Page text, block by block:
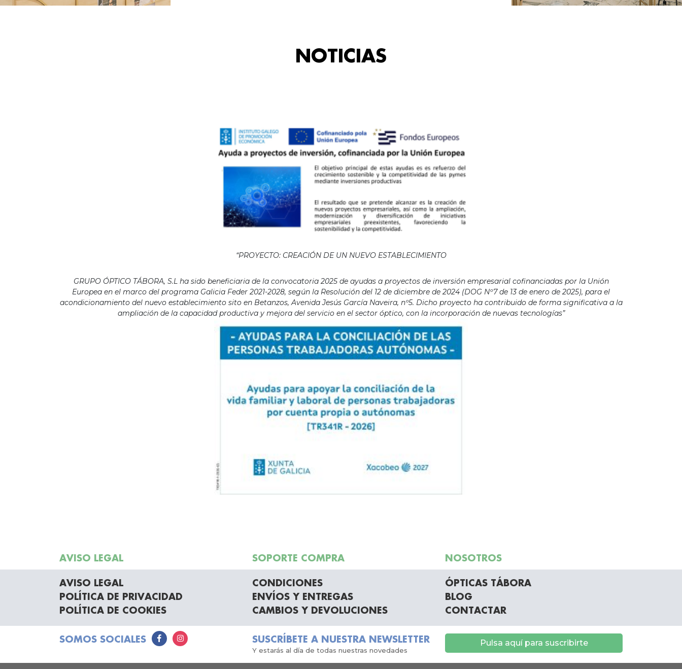
NOTICIAS
“PROYECTO: CREACIÓN DE UN NUEVO ESTABLECIMIENTO
GRUPO ÓPTICO TÁBORA, S.L ha sido beneficiaria de la convocatoria 2025 de ayudas a proyectos de inversión empresarial cofinanciadas por la Unión
Europea en el marco del programa Galicia Feder 2021-2028, según la Resolución del 12 de diciembre de 2024 (DOG Nº7 de 13 de enero de 2025), para el
acondicionamiento del nuevo establecimiento sito en Betanzos, Avenida Jesús García Naveira, nº5. Dicho proyecto ha contribuido de forma significativa a la
ampliación de la capacidad productiva y mejora del servicio en el sector óptico, con la incorporación de nuevas tecnologías”
AVISO LEGAL SOPORTE COMPRA NOSOTROS
AVISO LEGAL
POLÍTICA DE PRIVACIDAD
POLÍTICA DE COOKIES
CONDICIONES
ENVÍOS Y ENTREGAS
CAMBIOS Y DEVOLUCIONES
ÓPTICAS TÁBORA
BLOG
CONTACTAR
SOMOS SOCIALES SUSCRÍBETE A NUESTRA NEWSLETTER
Y estarás al día de todas nuestras novedades
Pulsa aquí para suscribirte